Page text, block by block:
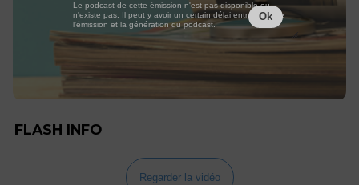
FLASH INFO
Regarder la vidéo
Le podcast de cette émission n'est pas disponible ou
n'existe pas. Il peut y avoir un certain délai entre la fin de
l'émission et la génération du podcast.
Ok